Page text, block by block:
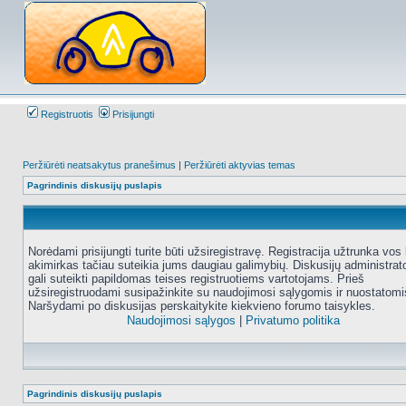
Registruotis Prisijungti
Peržiūrėti neatsakytus pranešimus | Peržiūrėti aktyvias temas
Pagrindinis diskusijų puslapis
Norėdami prisijungti turite būti užsiregistravę. Registracija užtrunka vos
akimirkas tačiau suteikia jums daugiau galimybių. Diskusijų
gali suteikti papildomas teises registruotiems vartotojams. Prieš
užsiregistruodami susipažinkite su naudojimosi sąlygomis ir
Naršydami po diskusijas perskaitykite kiekvieno forumo taisykles.
Naudojimosi sąlygos
Privatumo politika
Pagrindinis diskusijų puslapis